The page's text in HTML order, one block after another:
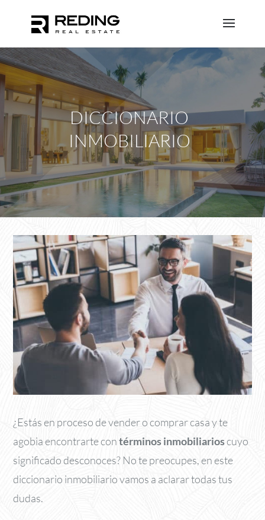
DICCIONARIO
INMOBILIARIO
¿Estás en proceso de vender o comprar casa y te
agobia encontrarte contérminos inmobiliarioscuyo
significado desconoces? No te preocupes, en este
diccionario inmobiliario vamos a aclarar todas tus
dudas.